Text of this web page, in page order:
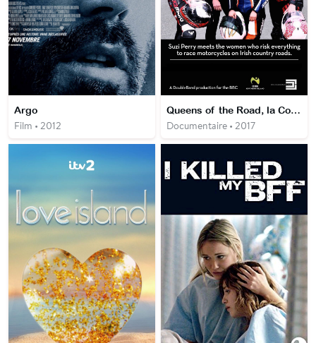
Argo
Film • 2012
Queens of the Road, la Cookstown 100
Documentaire • 2017